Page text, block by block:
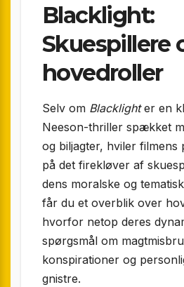
Blacklight:
Skuespillere
hovedroller
Selv om Blacklighter en
Neeson-thriller spækket
og biljagter, hviler filmens
på det firekløver af
dens moralske og
får du et overblik over
hvorfor netop deres
spørgsmål om
konspirationer og
gnistre.